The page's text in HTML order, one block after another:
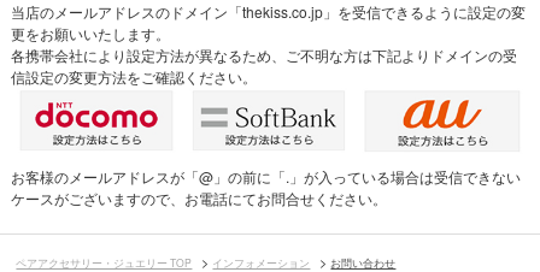
当店のメールアドレスのドメイン「thekiss.co.jp」を受信できるように設定の変
更をお願いいたします。
各携帯会社により設定方法が異なるため、ご不明な方は下記よりドメインの受
信設定の変更方法をご確認ください。
お客様のメールアドレスが「@」の前に「.」が入っている場合は受信できない
ケースがございますので、お電話にてお問合せください。
ペアアクセサリー・ジュエリー TOP インフォメーション お問い合わせ